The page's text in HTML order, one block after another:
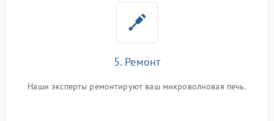
5. Ремонт
Наши эксперты ремонтируют ваш микроволновая печь.